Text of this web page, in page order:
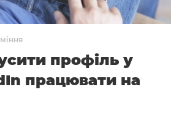
профіль у
працювати на